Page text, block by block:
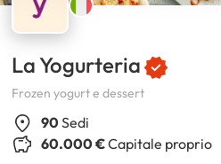
La Yogurteria
Frozen yogurt e dessert
90 Sedi
60.000 €Capitale proprio